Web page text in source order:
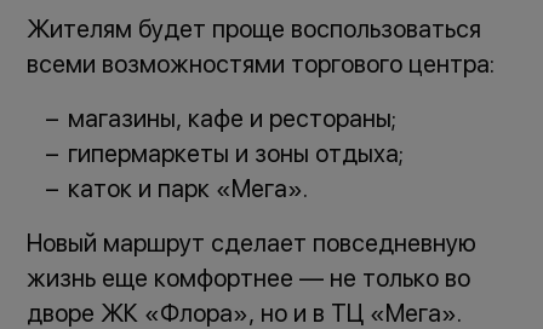
Жителям будет проще воспользоваться
всеми возможностями торгового центра:
магазины, кафе и рестораны;
гипермаркеты и зоны отдыха;
каток и парк «Мега».
Новый маршрут сделает повседневную
жизнь еще комфортнее — не только во
дворе ЖК «Флора», но и в ТЦ «Мега».